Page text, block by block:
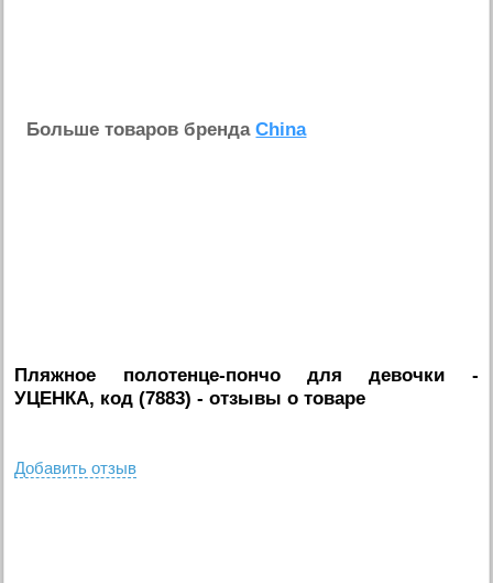
Больше товаров брендаChina
Пляжное полотенце-пончо для девочки -
УЦЕНКА, код (7883) - отзывы о товаре
Добавить отзыв